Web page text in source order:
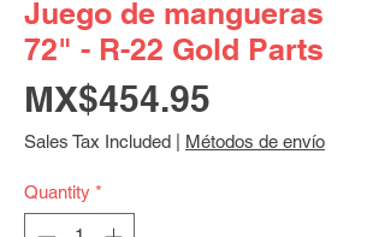
Juego de mangueras
72" - R-22 Gold Parts
MX$454.95
Sales Tax Included Métodos de envío
Quantity *